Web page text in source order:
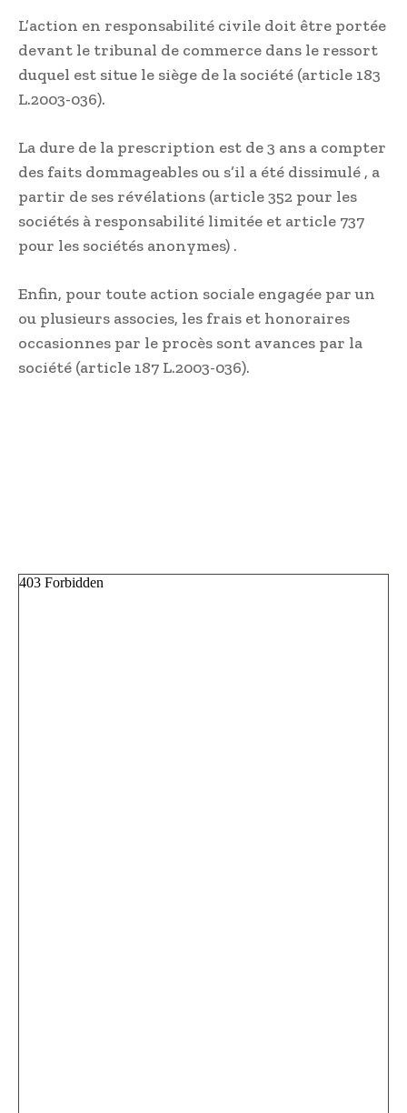
L’action en responsabilité civile doit être portée
devant le tribunal de commerce dans le ressort
duquel est situe le siège de la société (article 183
L.2003-036).
La dure de la prescription est de 3 ans a compter
des faits dommageables ou s’il a été dissimulé , a
partir de ses révélations (article 352 pour les
sociétés à responsabilité limitée et article 737
pour les sociétés anonymes) .
Enfin, pour toute action sociale engagée par un
ou plusieurs associes, les frais et honoraires
occasionnes par le procès sont avances par la
société (article 187 L.2003-036).